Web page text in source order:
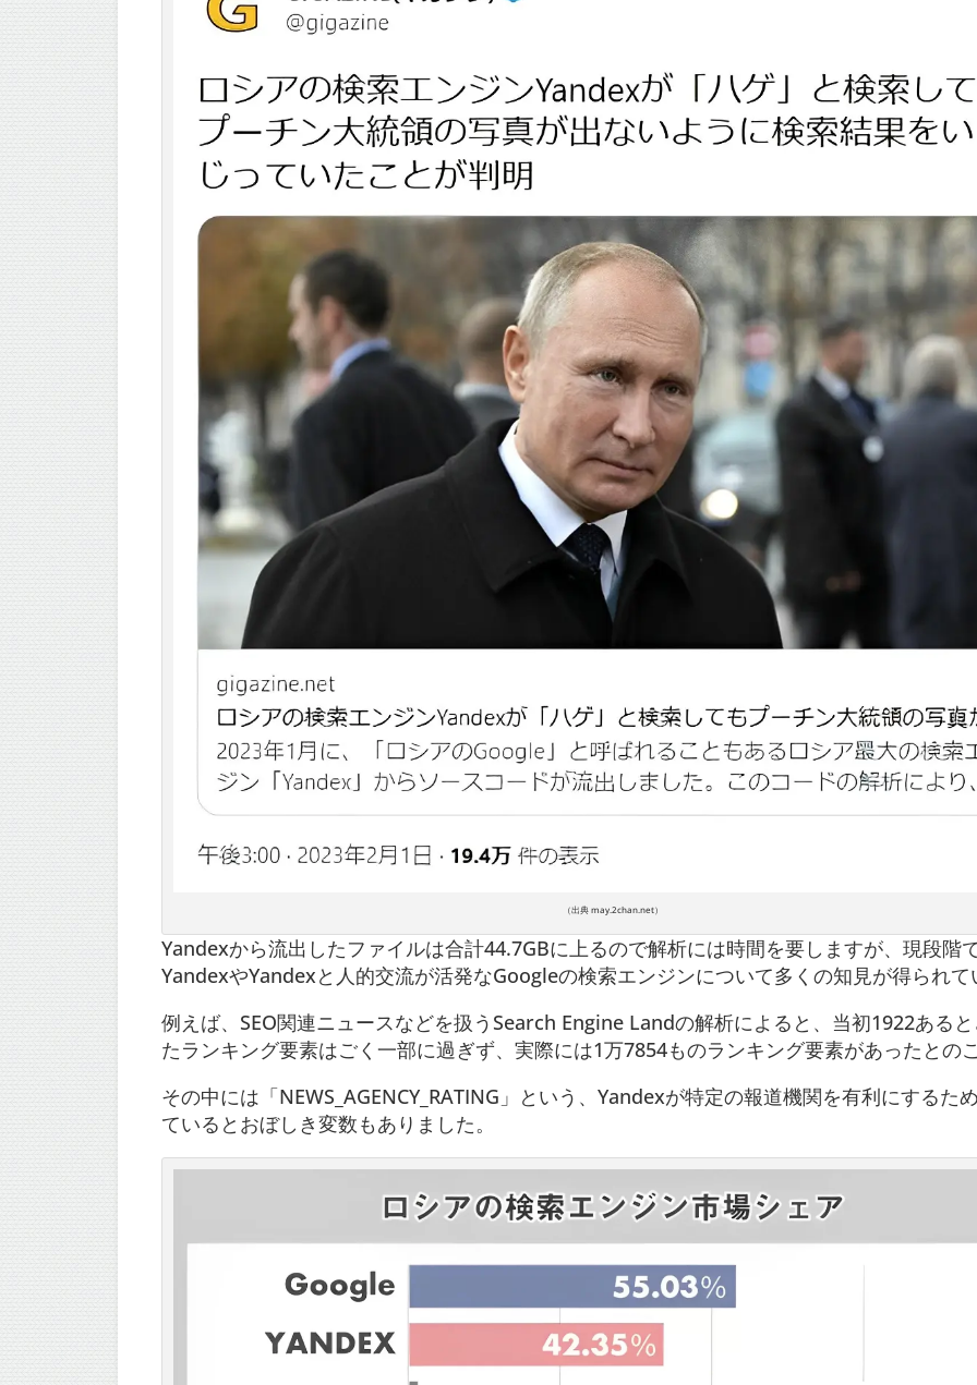
（出典 may.2chan.net）
Yandexから流出したファイルは合計44.7GBに上るので解析には時間を要しますが、現段階
YandexやYandexと人的交流が活発なGoogleの検索エンジンについて多くの知見が得られて
例えば、SEO関連ニュースなどを扱うSearch Engine Landの解析によると、当初1922ある
たランキング要素はごく一部に過ぎず、実際には1万7854ものランキング要素があったとの
その中には「NEWS_AGENCY_RATING」という、Yandexが特定の報道機関を有利にするた
ているとおぼしき変数もありました。